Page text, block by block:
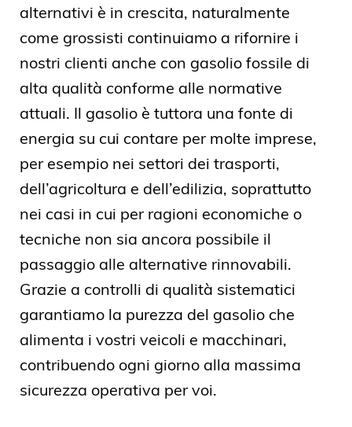
alternativi è in crescita, naturalmente
come grossisti continuiamo a rifornire i
nostri clienti anche con gasolio fossile di
alta qualità conforme alle normative
attuali. Il gasolio è tuttora una fonte di
energia su cui contare per molte imprese,
per esempio nei settori dei trasporti,
dell’agricoltura e dell’edilizia, soprattutto
nei casi in cui per ragioni economiche o
tecniche non sia ancora possibile il
passaggio alle alternative rinnovabili.
Grazie a controlli di qualità sistematici
garantiamo la purezza del gasolio che
alimenta i vostri veicoli e macchinari,
contribuendo ogni giorno alla massima
sicurezza operativa per voi.